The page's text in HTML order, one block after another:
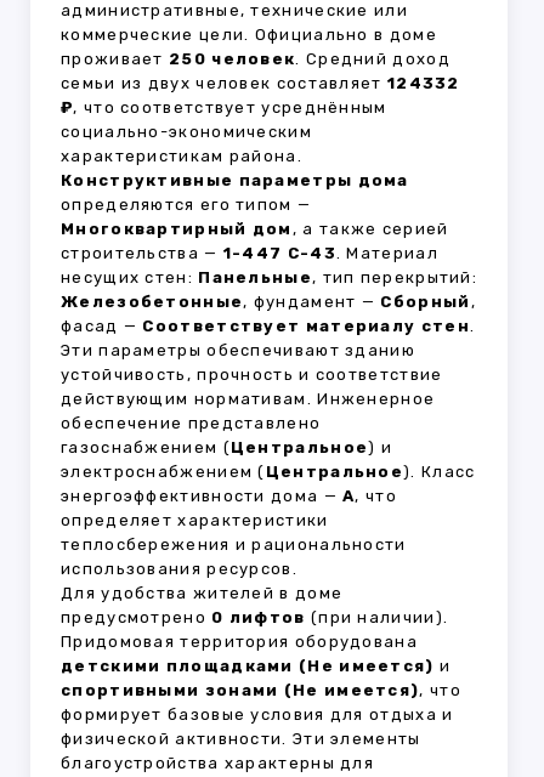
административные, технические или
коммерческие цели. Официально в доме
проживает 250 человек. Средний доход
семьи из двух человек составляет 124332
₽, что соответствует усреднённым
социально-экономическим
характеристикам района.
Конструктивные параметры дома
определяются его типом —
Многоквартирный дом , а также серией
строительства — 1-447 С-43. Материал
несущих стен: Панельные, тип перекрытий:
Железобетонные, фундамент — Сборный ,
фасад — Соответствует материалу стен.
Эти параметры обеспечивают зданию
устойчивость, прочность и соответствие
действующим нормативам. Инженерное
обеспечение представлено
газоснабжением (Центральное) и
электроснабжением ( Центральное). Класс
энергоэффективности дома —A, что
определяет характеристики
теплосбережения и рациональности
использования ресурсов.
Для удобства жителей в доме
предусмотрено 0 лифтов (при наличии).
Придомовая территория оборудована
детскими площадками (Не имеется) и
спортивными зонами (Не имеется), что
формирует базовые условия для отдыха и
физической активности. Эти элементы
благоустройства характерны для